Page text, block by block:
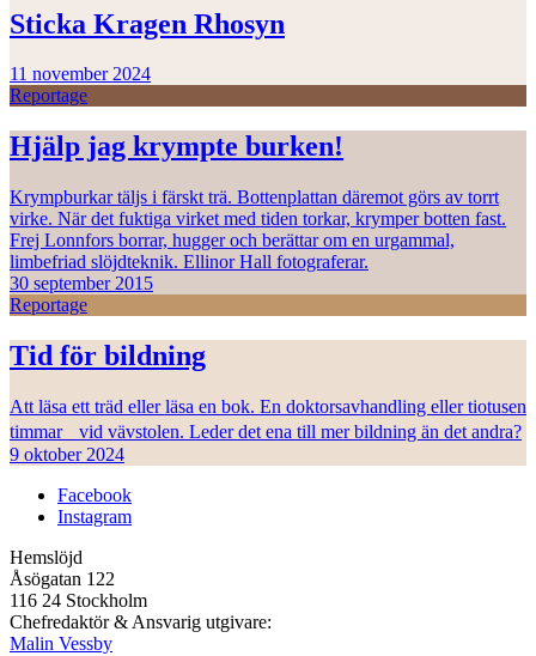
Sticka Kragen Rhosyn
11 november 2024
Reportage
Hjälp jag krympte burken!
Krympburkar täljs i färskt trä. Bottenplattan däremot görs av torrt
virke. När det fuktiga virket med tiden torkar, krymper botten fast.
Frej Lonnfors borrar, hugger och berättar om en urgammal,
limbefriad slöjdteknik. Ellinor Hall fotograferar.
30 september 2015
Reportage
Tid för bildning
Att läsa ett träd eller läsa en bok. En doktorsavhandling eller tiotusen
timmar vid vävstolen. Leder det ena till mer bildning än det andra?
9 oktober 2024
Facebook
Instagram
Hemslöjd
Åsögatan 122
116 24 Stockholm
Chefredaktör & Ansvarig utgivare:
Malin Vessby